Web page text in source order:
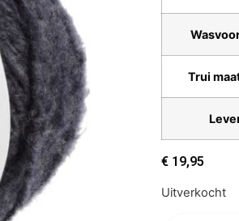
Trui
€ 19,95
Uitverkocht